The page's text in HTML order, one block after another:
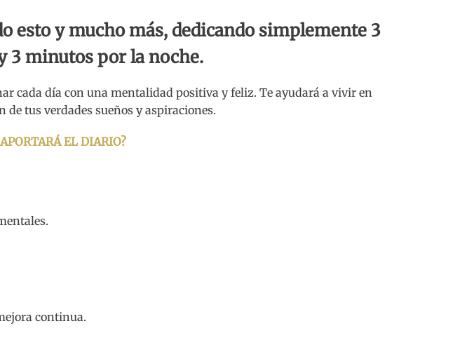
esto y mucho más, dedicando simplemente 3
3 minutos por la noche.
cada día con una mentalidad positiva y feliz. Te ayudará a vivir en
tus verdades sueños yaspiraciones.
EL DIARIO?
continua.